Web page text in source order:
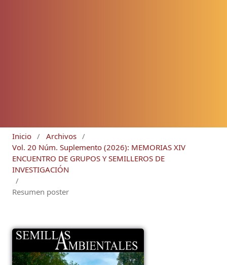
Inicio / Archivos /
Vol. 20 Núm. Suplemento (2026): MEMORIAS XIV
ENCUENTRO DE GRUPOS Y SEMILLEROS DE
INVESTIGACIÓN
/
Resumen poster